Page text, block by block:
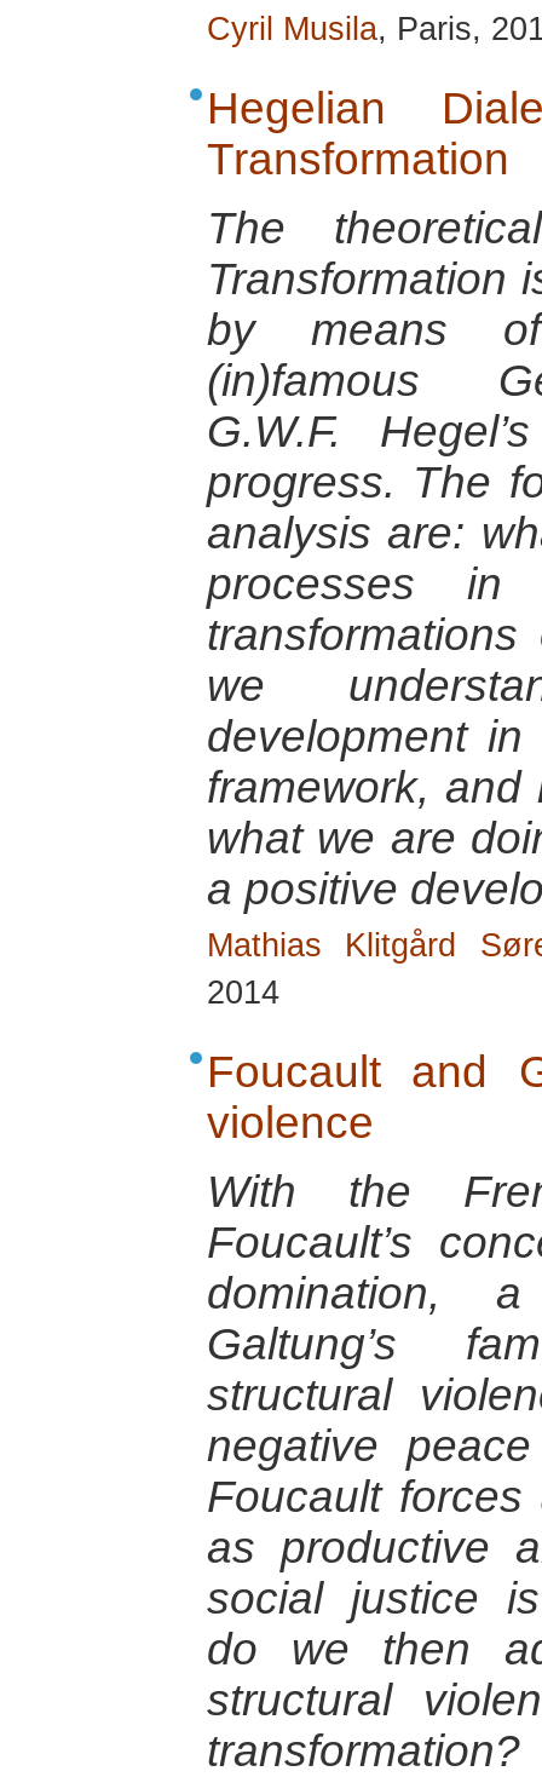
Cyril Musila, Paris,
Hegelian
Transformation
The
Transformation
by means
(in)famous
G.W.F.
progress. The
analysis are:
processes
we
development
framework,
what we are
a positive
Mathias Klitgård
2014
Foucault and
violence
With the
Foucault’s
domination,
Galtung’s
structural
negative
Foucault
as productive
social justice
do we then
structural
transformation?